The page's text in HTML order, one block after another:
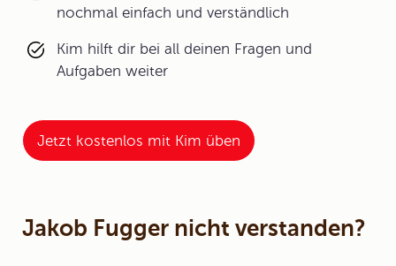
nochmal einfach und verständlich
Kim hilft dir bei all deinen Fragen und
Aufgaben weiter
Jetzt kostenlos mit Kim üben
Jakob Fugger nicht verstanden?